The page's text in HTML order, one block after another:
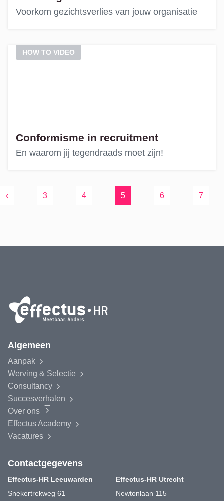
Voorkom gezichtsverlies van jouw organisatie
HOW TO VIDEO
Conformisme in recruitment
En waarom jij tegendraads moet zijn!
Page navigation
‹ Page
3 Page
4 Current Page
5 Page
6 Page
7
Algemeen
Aanpak
Werving & Selectie
Consultancy
Succesverhalen
Over ons
EffectusAcademy
Vacatures
Contactgegevens
Effectus-HR Leeuwarden
Snekertrekweg 61
Effectus-HR Utrecht
Newtonlaan 115